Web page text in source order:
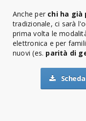
Anche per chi ha già
tradizionale, ci sarà
prima volta le
elettronica e per
nuovi (es. parità di
Scheda